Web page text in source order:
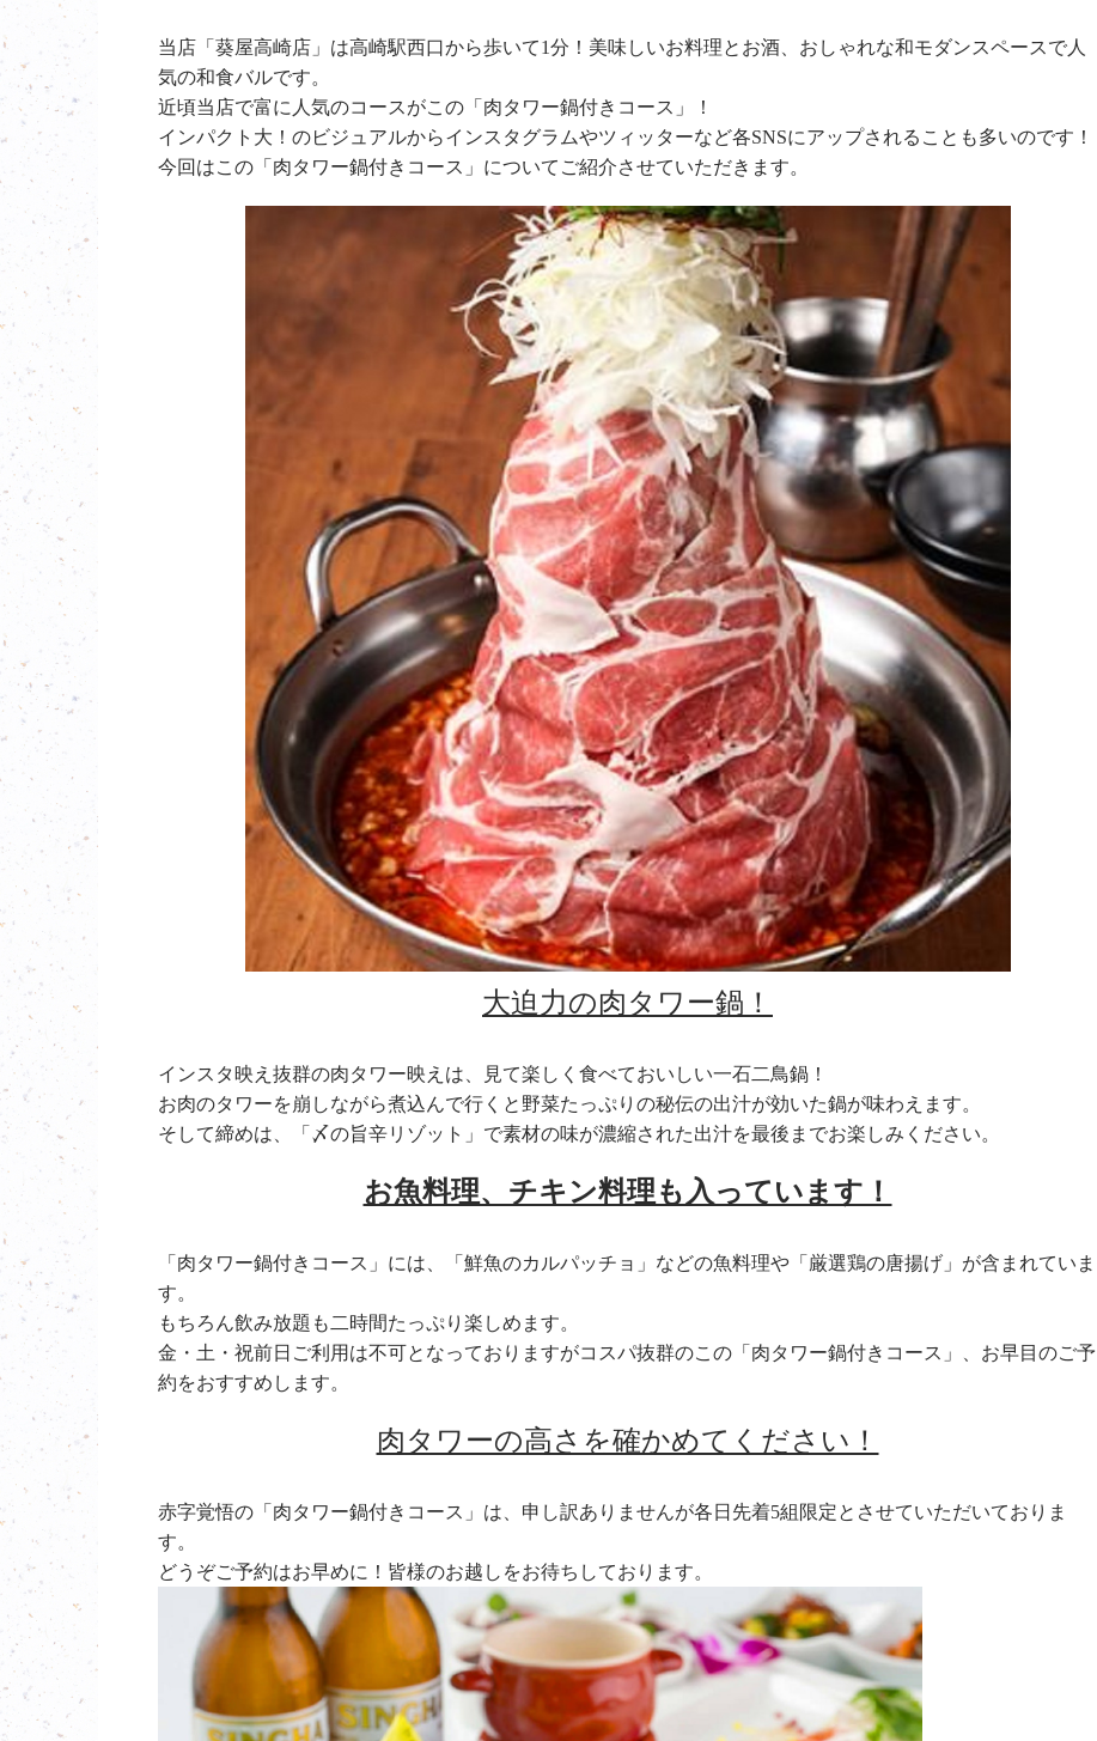
当店「葵屋高崎店」は高崎駅西口から歩いて1分！美味しいお料理とお酒、おしゃれな和モダンスペースで人
気の和食バルです。
近頃当店で富に人気のコースがこの「肉タワー鍋付きコース」！
インパクト大！のビジュアルからインスタグラムやツィッターなど各SNSにアップされることも多いのです！
今回はこの「肉タワー鍋付きコース」についてご紹介させていただきます。
大迫力の肉タワー鍋！
インスタ映え抜群の肉タワー映えは、見て楽しく食べておいしい一石二鳥鍋！
お肉のタワーを崩しながら煮込んで行くと野菜たっぷりの秘伝の出汁が効いた鍋が味わえます。
そして締めは、「〆の旨辛リゾット」で素材の味が濃縮された出汁を最後までお楽しみください。
お魚料理、チキン料理も入っています！
「肉タワー鍋付きコース」には、「鮮魚のカルパッチョ」などの魚料理や「厳選鶏の唐揚げ」が含まれていま
す。
もちろん飲み放題も二時間たっぷり楽しめます。
金・土・祝前日ご利用は不可となっておりますがコスパ抜群のこの「肉タワー鍋付きコース」、お早目のご予
約をおすすめします。
肉タワーの高さを確かめてください！
赤字覚悟の「肉タワー鍋付きコース」は、申し訳ありませんが各日先着5組限定とさせていただいておりま
す。
どうぞご予約はお早めに！皆様のお越しをお待ちしております。